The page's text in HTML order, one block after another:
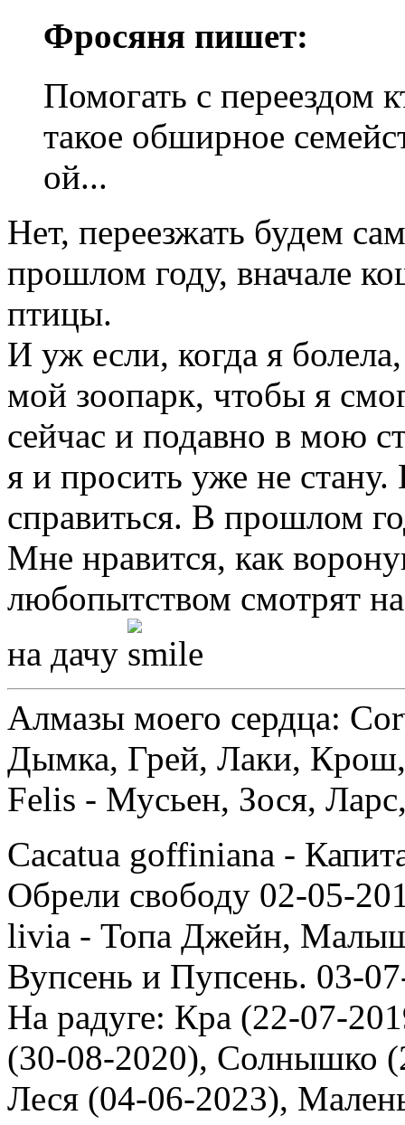
Фросяня пишет:
Помогать с переездом
такое обширное
ой...
Нет, переезжать будем
прошлом году, вначале
птицы.
И уж если, когда я
мой зоопарк, чтобы я
сейчас и подавно в мою
я и просить уже не
справиться. В прошлом
Мне нравится, как
любопытством смотрят
на дачу
Алмазы моего сердца:
Дымка, Грей, Лаки,
Felis - Мусьен, Зося,
Cacatua goffiniana -
Обрели свободу 02-05-
livia - Топа Джейн,
Вупсень и Пупсень. 03-
На радуге: Кра (22-07-
(30-08-2020), Солнышко
Леся (04-06-2023),